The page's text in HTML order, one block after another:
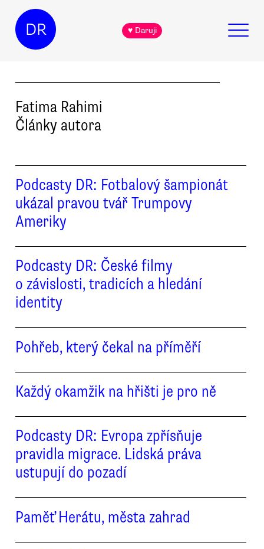
DR ♥ Daruji
Fatima Rahimi
Články autora
Podcasty DR: Fotbalový šampionát
ukázal pravou tvář Trumpovy
Ameriky
Podcasty DR: České filmy
o závislosti, tradicích a hledání
identity
Pohřeb, který čekal na příměří
Každý okamžik na hřišti je pro ně
Podcasty DR: Evropa zpřísňuje
pravidla migrace. Lidská práva
ustupují do pozadí
Paměť Herátu, města zahrad